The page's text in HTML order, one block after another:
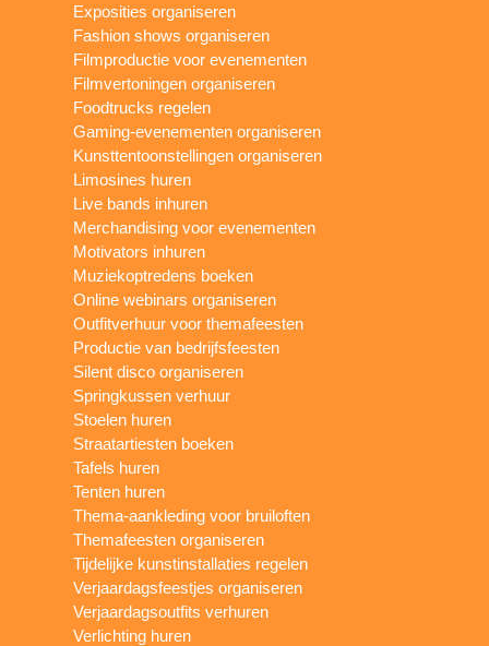
Exposities organiseren
Fashion shows organiseren
Filmproductie voor evenementen
Filmvertoningen organiseren
Foodtrucks regelen
Gaming-evenementen organiseren
Kunsttentoonstellingen organiseren
Limosines huren
Live bands inhuren
Merchandising voor evenementen
Motivators inhuren
Muziekoptredens boeken
Online webinars organiseren
Outfitverhuur voor themafeesten
Productie van bedrijfsfeesten
Silent disco organiseren
Springkussen verhuur
Stoelen huren
Straatartiesten boeken
Tafels huren
Tenten huren
Thema-aankleding voor bruiloften
Themafeesten organiseren
Tijdelijke kunstinstallaties regelen
Verjaardagsfeestjes organiseren
Verjaardagsoutfits verhuren
Verlichting huren